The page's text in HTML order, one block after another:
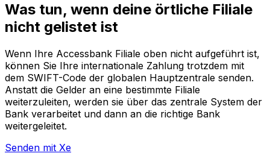
Was tun, wenn deine örtliche Filiale
nicht gelistet ist
Wenn Ihre Accessbank Filiale oben nicht aufgeführt ist,
können Sie Ihre internationale Zahlung trotzdem mit
dem SWIFT-Code der globalen Hauptzentrale senden.
Anstatt die Gelder an eine bestimmte Filiale
weiterzuleiten, werden sie über das zentrale System der
Bank verarbeitet und dann an die richtige Bank
weitergeleitet.
Senden mit Xe